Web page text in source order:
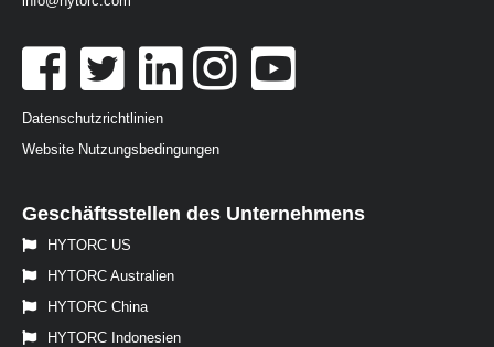
Datenschutzrichtlinien
Website Nutzungsbedingungen
Geschäftsstellen des Unternehmens
HYTORC US
HYTORC Australien
HYTORC China
HYTORC Indonesien